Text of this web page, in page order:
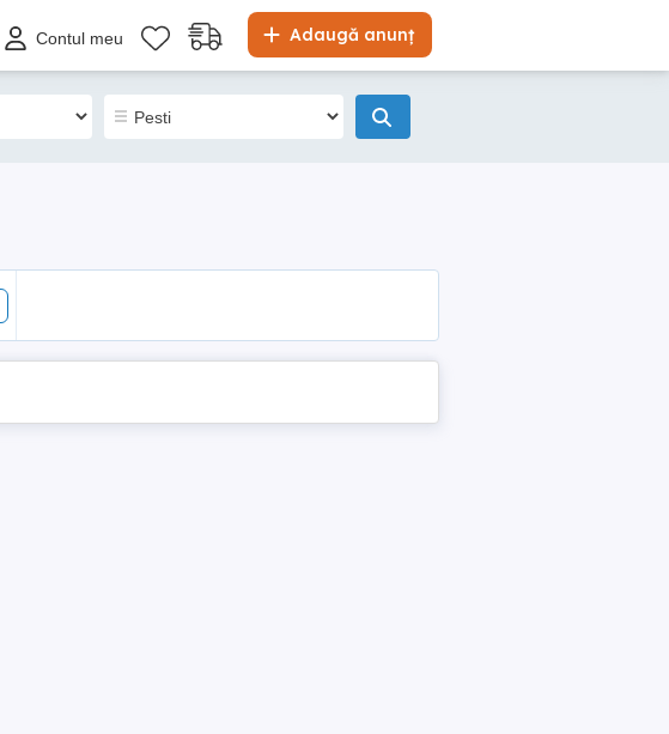
Adaugă anunț
Contul meu